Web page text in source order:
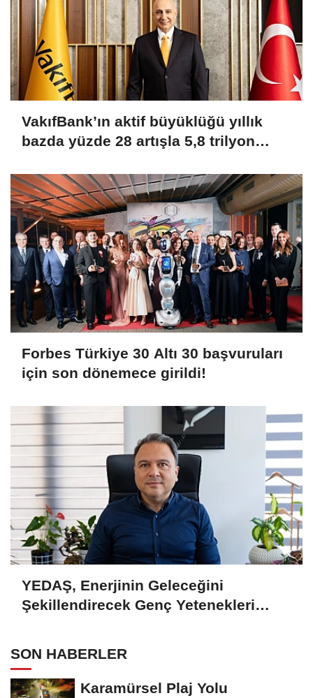
VakıfBank’ın aktif büyüklüğü yıllık
bazda yüzde 28 artışla 5,8 trilyon
Forbes Türkiye 30 Altı 30 başvuruları
için son dönemece girildi!
YEDAŞ, Enerjinin Geleceğini
Şekillendirecek Genç Yetenekleri
SON HABERLER
Karamürsel Plaj Yolu